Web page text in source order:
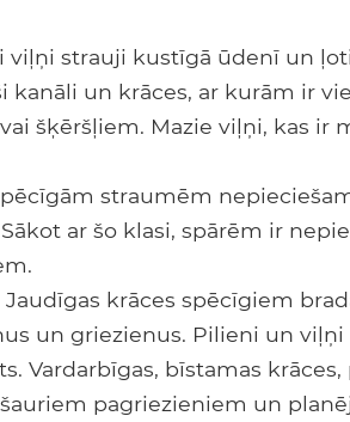
viļņi strauji kustīgā ūdenī un
kanāli un krāces, ar kurām ir
šķēršļiem. Mazie viļņi, kas ir
straumēm
ar šo klasi, spārēm ir
Jaudīgas krāces spēcīgiem
un griezienus. Pilieni un viļņi
Vardarbīgas, bīstamas
pagriezieniem un